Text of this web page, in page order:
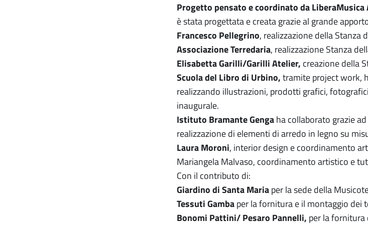
Progetto pensato e coordinato da LiberaMusica
è stata progettata e creata grazie al grande
Francesco Pellegrino, realizzazione della Stanza
Associazione Terredaria, realizzazione Stanza
Elisabetta Garilli/Garilli Atelier, creazione della
Scuola del Libro di Urbino,tramite project work,
realizzando illustrazioni, prodotti grafici,
inaugurale.
Istituto Bramante Gengaha collaborato grazie
realizzazione di elementi di arredo in legno su
Laura Moroni, interior design e coordinamento
Mariangela Malvaso, coordinamento artistico e
Con il contributo di:
Giardino di Santa Mariaper la sede della
Tessuti Gambaper la fornitura e il montaggio dei
Bonomi Pattini/ Pesaro Pannelli, per la fornitura